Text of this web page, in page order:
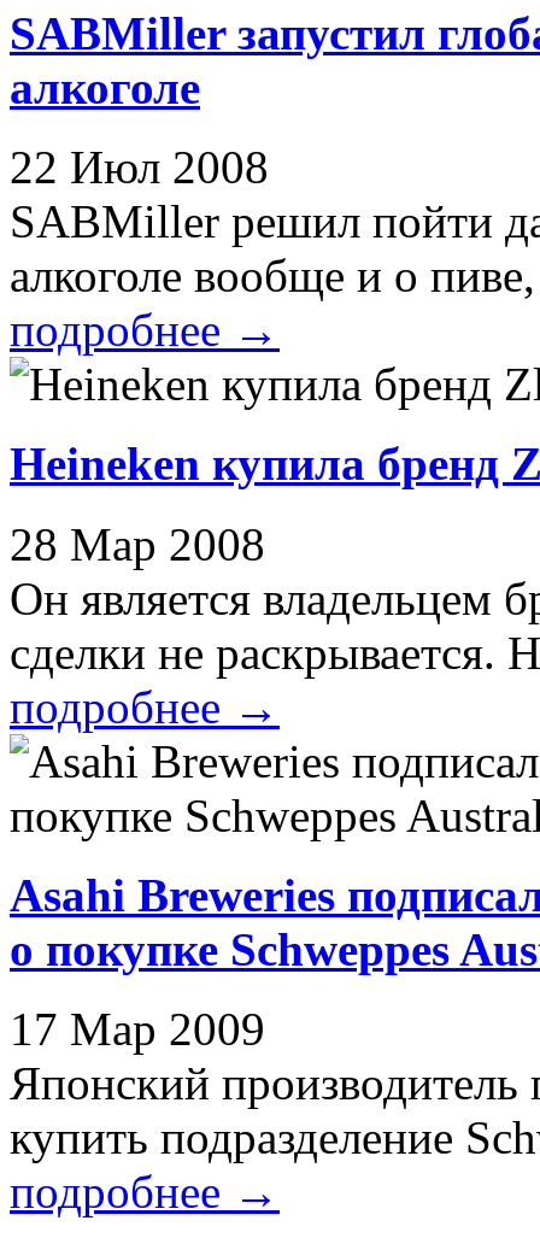
SABMiller запустил
алкоголе
22 Июл 2008
SABMiller решил пойти
алкоголе вообще и о
подробнее →
Heineken купила бренд
28 Мар 2008
Он является владельцем
сделки не раскрывается.
подробнее →
Asahi Breweries
о покупке Schweppes
17 Мар 2009
Японский производитель
купить подразделение
подробнее →